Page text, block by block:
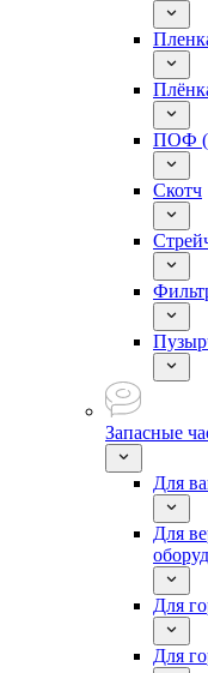
ПОФ
Скотч
Запасные
Для
Для
Для
Для